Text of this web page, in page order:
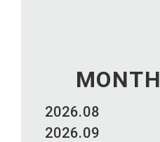
MONTH
2026.08
2026.09